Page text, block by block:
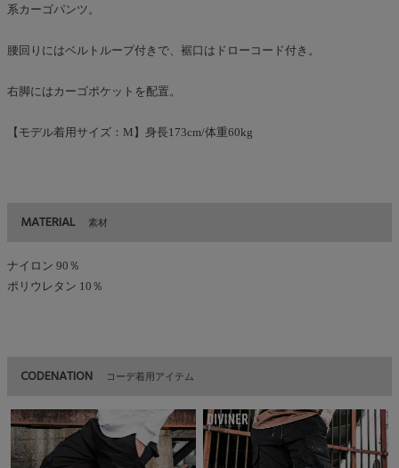
系カーゴパンツ。
腰回りにはベルトループ付きで、裾口はドローコード付き。
右脚にはカーゴポケットを配置。
【モデル着用サイズ：M】身長173cm/体重60kg
MATERIAL 素材
ナイロン 90％
ポリウレタン 10％
CODENATION コーデ着用アイテム